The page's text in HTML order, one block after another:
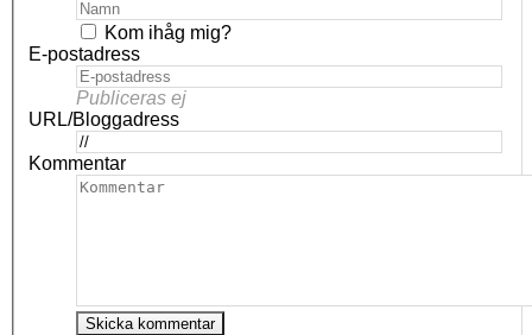
Kom ihåg mig?
E-postadress
Publiceras ej
URL/Bloggadress
Kommentar